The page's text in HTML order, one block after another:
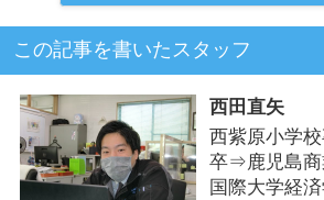
この記事を書いたスタッフ
西田直矢
西紫原小学
卒⇒鹿児島
国際大学経